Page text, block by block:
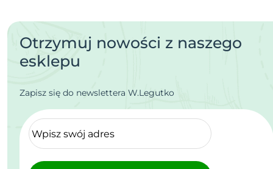
Otrzymuj nowości z naszego
esklepu
Zapisz się do newslettera W.Legutko